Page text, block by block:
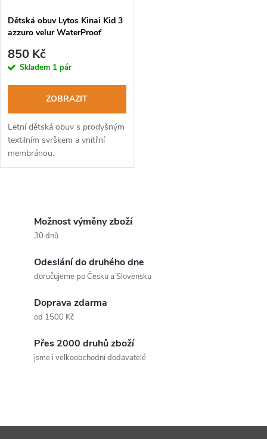
Dětská obuv Lytos Kinai Kid 3
azzuro velur WaterProof
850 Kč
Skladem 1 pár
ZOBRAZIT
Letní dětská obuv s prodyšným
textilním svrškem a vnitřní
membránou.
Možnost výměny zboží
30 dnů
Odeslání do druhého dne
doručujeme po Česku a Slovensku
Doprava zdarma
od 1500 Kč
Přes 2000 druhů zboží
jsme i velkoobchodní dodavatelé